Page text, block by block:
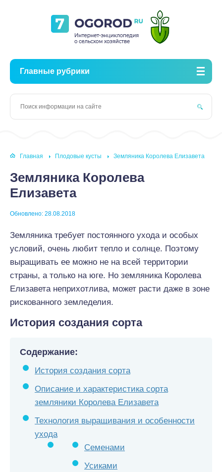
Главные рубрики
Главная Плодовые кусты Земляника Королева Елизавета
Земляника Королева
Елизавета
Обновлено: 28.08.2018
Земляника требует постоянного ухода и особых
условий, очень любит тепло и солнце. Поэтому
выращивать ее можно не на всей территории
страны, а только на юге. Но земляника Королева
Елизавета неприхотлива, может расти даже в зоне
рискованного земледелия.
История создания сорта
Содержание:
История создания сорта
Описание и характеристика сорта
земляники Королева Елизавета
Технология выращивания и особенности
ухода
Семенами
Усиками